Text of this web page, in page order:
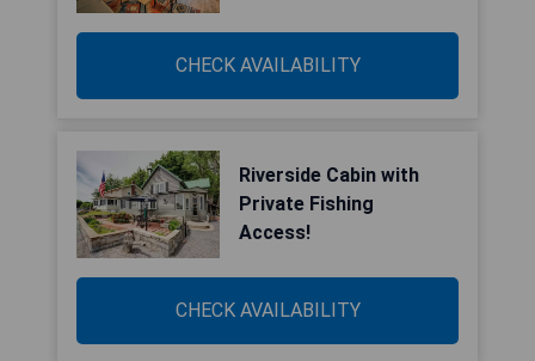
CHECK AVAILABILITY
Riverside Cabin with
Private Fishing
Access!
CHECK AVAILABILITY